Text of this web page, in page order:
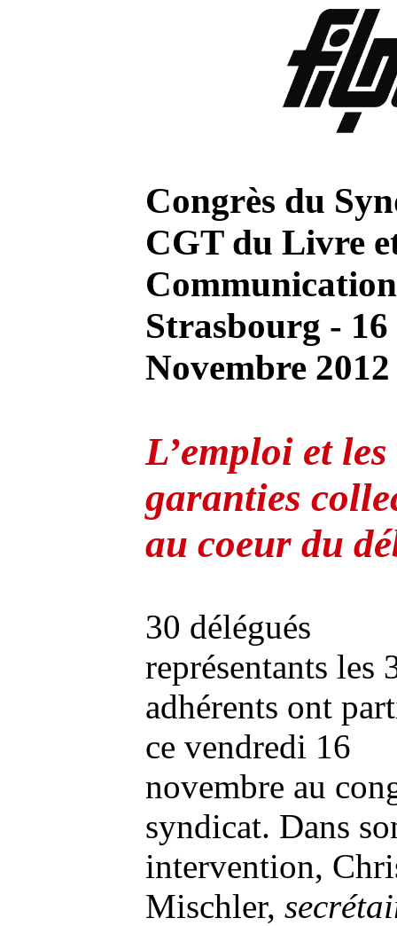
Congrès du
CGT du Livre
Strasbourg - 16
Novembre 2012
L’emploi et les
garanties
au coeur du
30 délégués
représentants les
adhérents ont
ce vendredi 16
novembre au
syndicat. Dans
intervention,
Mischler,